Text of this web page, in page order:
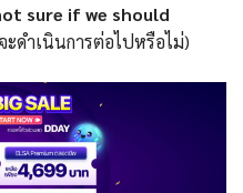
sure if we should
ะดำเนินการต่อไปหรือไม่)